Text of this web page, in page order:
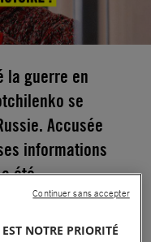
la guerre en
se
Accusée
informations
été
de prison par un
le 16
NOTRE PRIORITÉ
Continuer sans accepter